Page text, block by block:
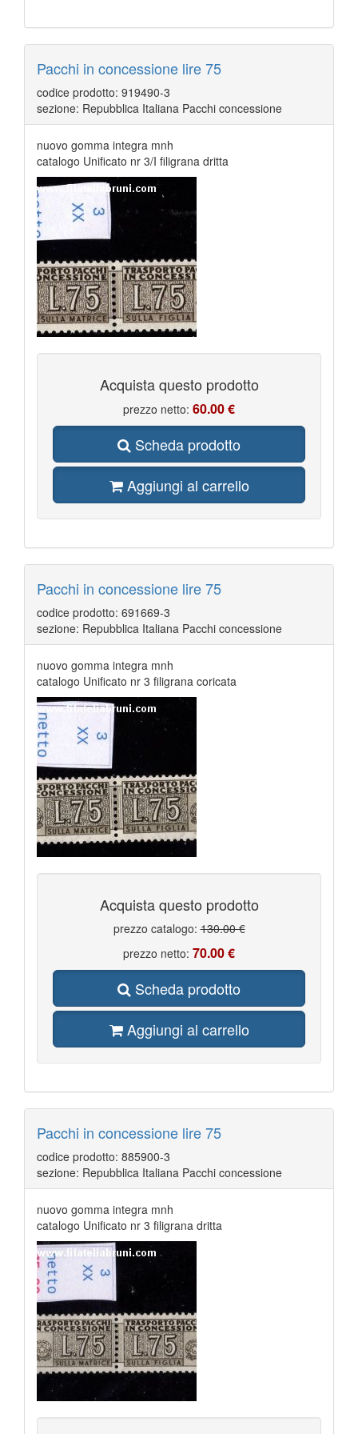
Pacchi in concessione lire 75
codice prodotto: 919490-3
sezione: Repubblica Italiana Pacchi concessione
nuovo gomma integra mnh
catalogo Unificato nr 3/I filigrana dritta
Acquista questo prodotto
prezzo netto: 60.00 €
Scheda prodotto
Aggiungi al carrello
Pacchi in concessione lire 75
codice prodotto: 691669-3
sezione: Repubblica Italiana Pacchi concessione
nuovo gomma integra mnh
catalogo Unificato nr 3 filigrana coricata
Acquista questo prodotto
prezzo catalogo:130.00 €
prezzo netto: 70.00 €
Scheda prodotto
Aggiungi al carrello
Pacchi in concessione lire 75
codice prodotto: 885900-3
sezione: Repubblica Italiana Pacchi concessione
nuovo gomma integra mnh
catalogo Unificato nr 3 filigrana dritta